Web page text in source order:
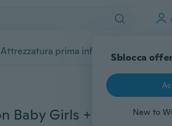
Sblocca
New to
Attrezzatura prima infanzia
Camicetta T-shirt con stampa 2Pcs Fashion Baby Girls + Pantaloni legging Set Abiti per bambini